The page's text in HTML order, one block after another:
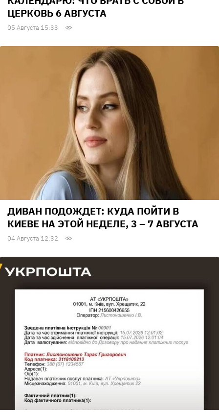
ЦЕРКОВЬ 6 АВГУСТА
05 Августа 15:33
ДИВАН ПОДОЖДЕТ: КУДА ПОЙТИ В
КИЕВЕ НА ЭТОЙ НЕДЕЛЕ, 3 – 7 АВГУСТА
04 Августа 12:32